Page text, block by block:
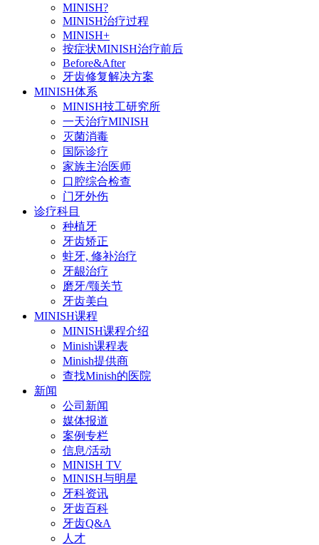
MINISH?
MINISH治疗过程
MINISH+
按症状MINISH治疗前后
Before&After
牙齿修复解决方案
MINISH体系
MINISH技工研究所
一天治疗MINISH
灭菌消毒
国际诊疗
家族主治医师
口腔综合检查
门牙外伤
诊疗科目
种植牙
牙齿矫正
蛀牙, 修补治疗
牙龈治疗
磨牙/颚关节
牙齿美白
MINISH课程
MINISH课程介绍
Minish课程表
Minish提供商
查找Minish的医院
新闻
公司新闻
媒体报道
案例专栏
信息/活动
MINISH TV
MINISH与明星
牙科资讯
牙齿百科
牙齿Q&A
人才